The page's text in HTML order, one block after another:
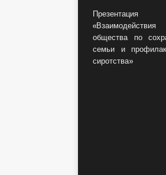
общества по
семьи и
сиротства»